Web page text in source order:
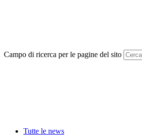
Campo di ricerca per le pagine del sito
Tutte le news